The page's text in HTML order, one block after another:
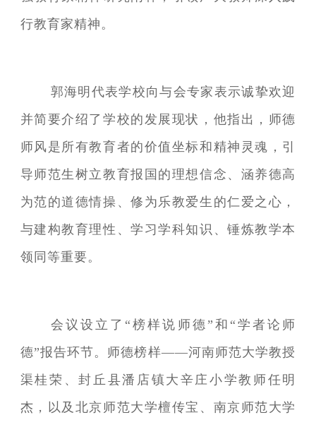
行教育家精神。
郭海明代表学校向与会专家表示诚挚欢迎
并简要介绍了学校的发展现状，他指出，师德
师风是所有教育者的价值坐标和精神灵魂，引
导师范生树立教育报国的理想信念、涵养德高
为范的道德情操、修为乐教爱生的仁爱之心，
与建构教育理性、学习学科知识、锤炼教学本
领同等重要。
会议设立了“榜样说师德”和“学者论师
德”报告环节。师德榜样——河南师范大学教授
渠桂荣、封丘县潘店镇大辛庄小学教师任明
杰，以及北京师范大学檀传宝、南京师范大学